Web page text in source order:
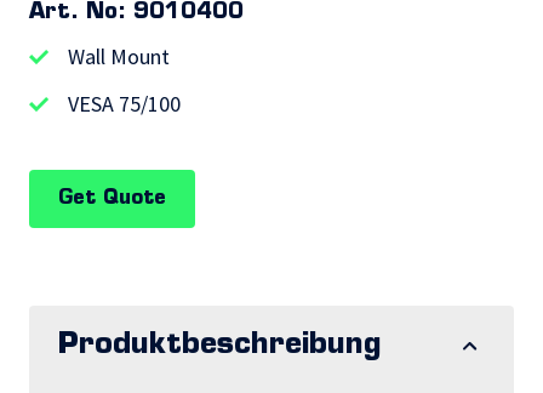
Art. No: 9010400
Wall Mount
VESA 75/100
Get Quote
Produktbeschreibung